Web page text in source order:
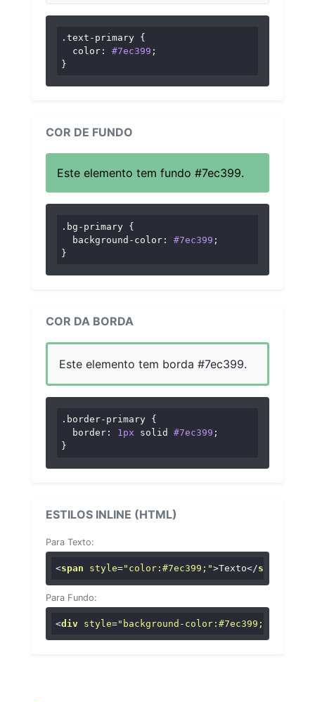
.text-primary {
color : #7ec399 ;
}
COR DE FUNDO
Este elemento tem fundo #7ec399.
.bg-primary {
background-color : #7ec399 ;
}
COR DA BORDA
Este elemento tem borda #7ec399.
.border-primary {
border : 1px solid #7ec399 ;
}
ESTILOS INLINE (HTML)
Para Texto:
<span style="color:#7ec399;">Texto</span
Para Fundo:
<div style="background-color:#7ec399;"